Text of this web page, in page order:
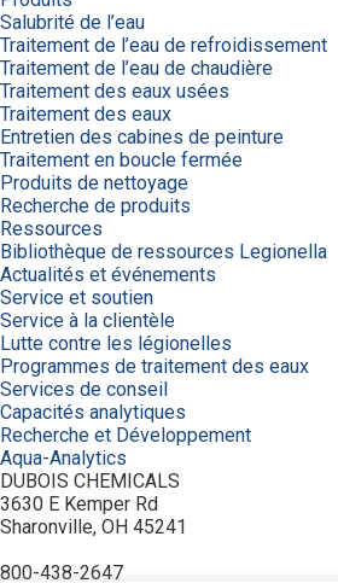
Salubrité de l’eau
Traitement de l’eau de refroidissement
Traitement de l’eau de chaudière
Traitement des eaux usées
Traitement des eaux
Entretien des cabines de peinture
Traitement en boucle fermée
Produits de nettoyage
Recherche de produits
Ressources
Bibliothèque de ressources Legionella
Actualités et événements
Service et soutien
Service à la clientèle
Lutte contre les légionelles
Programmes de traitement des eaux
Services de conseil
Capacités analytiques
Recherche et Développement
Aqua-Analytics
DUBOIS CHEMICALS
3630 E Kemper Rd
Sharonville, OH 45241
800-438-2647